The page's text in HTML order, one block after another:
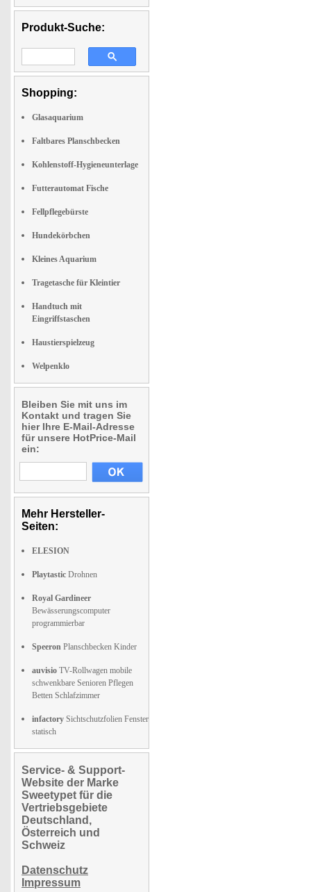
Produkt-Suche:
Shopping:
Glasaquarium
Faltbares Planschbecken
Kohlenstoff-Hygieneunterlage
Futterautomat Fische
Fellpflegebürste
Hundekörbchen
Kleines Aquarium
Tragetasche für Kleintier
Handtuch mit
Eingriffstaschen
Haustierspielzeug
Welpenklo
Bleiben Sie mit uns im
Kontakt und tragen Sie
hier Ihre E-Mail-Adresse
für unsere HotPrice-Mail
ein:
Mehr Hersteller-
Seiten:
ELESION
Playtastic Drohnen
Royal Gardineer
Bewässerungscomputer
programmierbar
Speeron Planschbecken Kinder
auvisio TV-Rollwagen mobile
schwenkbare Senioren Pflegen
Betten Schlafzimmer
infactory Sichtschutzfolien Fenster
statisch
Service- & Support-
Website der Marke
Sweetypet für die
Vertriebsgebiete
Deutschland,
Österreich und
Schweiz
Datenschutz
Impressum